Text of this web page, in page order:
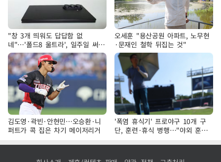
"창 3개 띄워도 답답함 없
네"…'폴드8 울트라', 일주일 써보
니
오세훈 "용산공원 아파트, 노무현
·문재인 철학 뒤집는 것"
김도영·곽빈·안현민…오승환·니
퍼트가 콕 집은 차기 메이저리거
'폭염 휴식기' 프로야구 10개 구
단, 훈련·휴식 병행…"야외 훈련
해도 안전 최우선"